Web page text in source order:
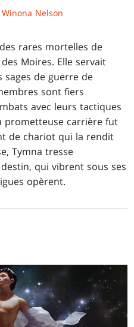
Winona Nelson
rares mortelles de
Moires. Elle servait
sages de guerre de
sont fiers
avec leurs tactiques
prometteuse carrière fut
de chariot qui la rendit
Tymna tresse
qui vibrent sous ses
opèrent.